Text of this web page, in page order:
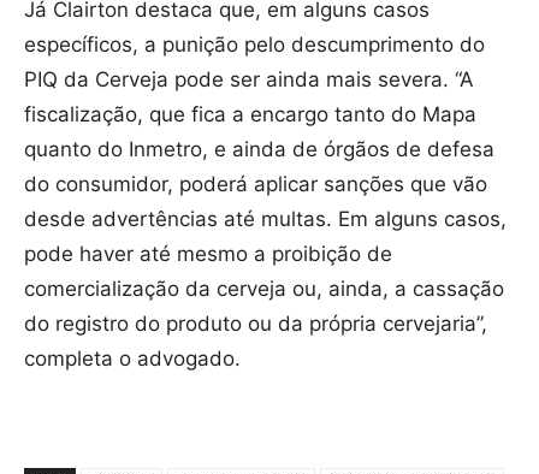
Já Clairton destaca que, em alguns casos
específicos, a punição pelo descumprimento do
PIQ da Cerveja pode ser ainda mais severa. “A
fiscalização, que fica a encargo tanto do Mapa
quanto do Inmetro, e ainda de órgãos de defesa
do consumidor, poderá aplicar sanções que vão
desde advertências até multas. Em alguns casos,
pode haver até mesmo a proibição de
comercialização da cerveja ou, ainda, a cassação
do registro do produto ou da própria cervejaria”,
completa o advogado.